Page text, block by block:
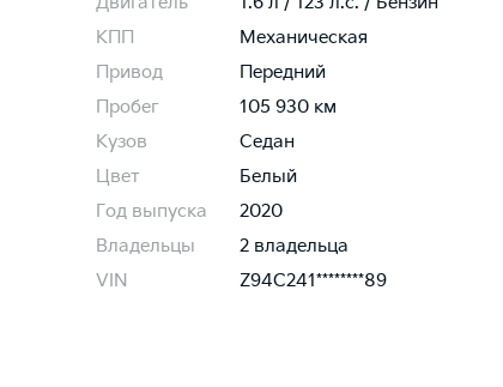
КПП
Механическая
Привод
Передний
Пробег
105 930 км
Кузов
Седан
Цвет
Белый
Год выпуска
2020
Владельцы
2 владельца
VIN
Z94C241********89